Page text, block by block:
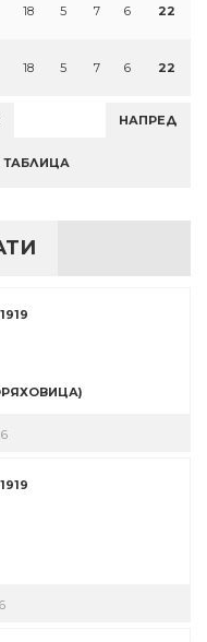
18 5 7 6 22
18 5 7 6 22
НАПРЕД
ТАБЛИЦА